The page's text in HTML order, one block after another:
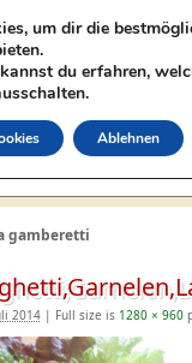
gamberetti
2014 | Full size is 1280 × 960
um dir die
kannst du erfahren,
Ablehnen